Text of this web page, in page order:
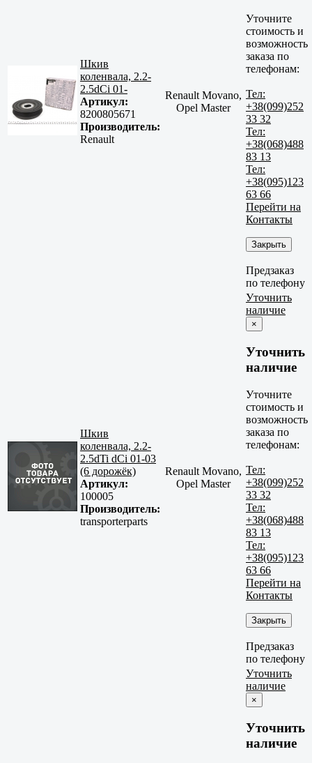
Шкив
коленвала, 2.2-
2.5dCi 01-
Артикул:
8200805671
Производитель:
Renault
Renault Movano,
Opel Master
Уточните
стоимость и
возможность
заказа по
телефонам:
Тел:
+38(099)252
33 32
Тел:
+38(068)488
83 13
Тел:
+38(095)123
63 66
Перейти на
Контакты
Закрыть
Предзаказ
по телефону
Шкив
коленвала, 2.2-
2.5dTi dCi 01-03
(6 дорожёк)
Артикул:
100005
Производитель:
transporterparts
Renault Movano,
Opel Master
Уточнить
наличие
×
Уточнить
наличие
Уточните
стоимость и
возможность
заказа по
телефонам:
Тел:
+38(099)252
33 32
Тел:
+38(068)488
83 13
Тел:
+38(095)123
63 66
Перейти на
Контакты
Закрыть
Предзаказ
по телефону
Уточнить
наличие
×
Уточнить
наличие